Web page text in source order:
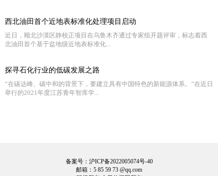
西北油田首个近地表标准化处理项目启动
近日，顺北沙漠区静校正项目在乌鲁木齐通过专家组开题评审，标志着西
北油田首个基于盆地级近地表标准化...
探寻石化行业的低碳发展之路
“在碳达峰、碳中和的背景下，要建立具有中国特色的新能源体系。”在近日
举行的2021年度江苏青年智库学...
备案号：沪ICP备2022005074号-40
邮箱：5 85 59 73 @qq.com